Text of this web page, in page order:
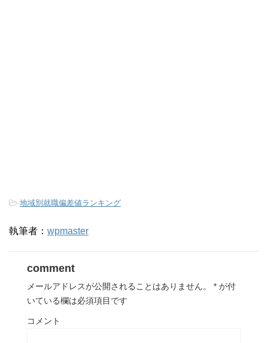
-地域別就職偏差値ランキング
執筆者： wpmaster
comment
メールアドレスが公開されることはありません。 * が付
いている欄は必須項目です
コメント